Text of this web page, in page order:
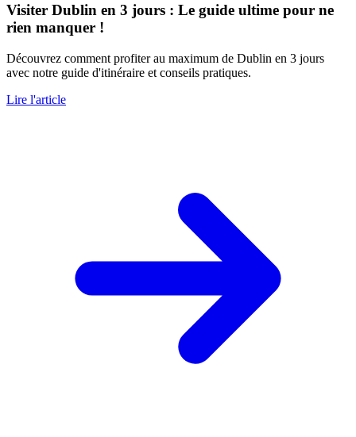
Visiter Dublin en 3 jours : Le guide ultime pour ne
rien manquer !
Découvrez comment profiter au maximum de Dublin en 3 jours
avec notre guide d'itinéraire et conseils pratiques.
Lire l'article